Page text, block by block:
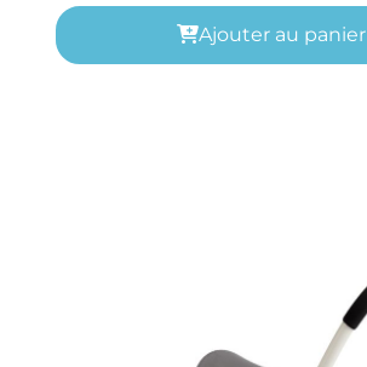
Ajouter au panier